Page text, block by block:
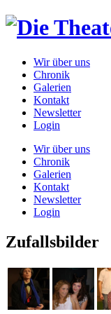
Wir über uns
Chronik
Galerien
Kontakt
Newsletter
Login
Wir über uns
Chronik
Galerien
Kontakt
Newsletter
Login
Zufallsbilder